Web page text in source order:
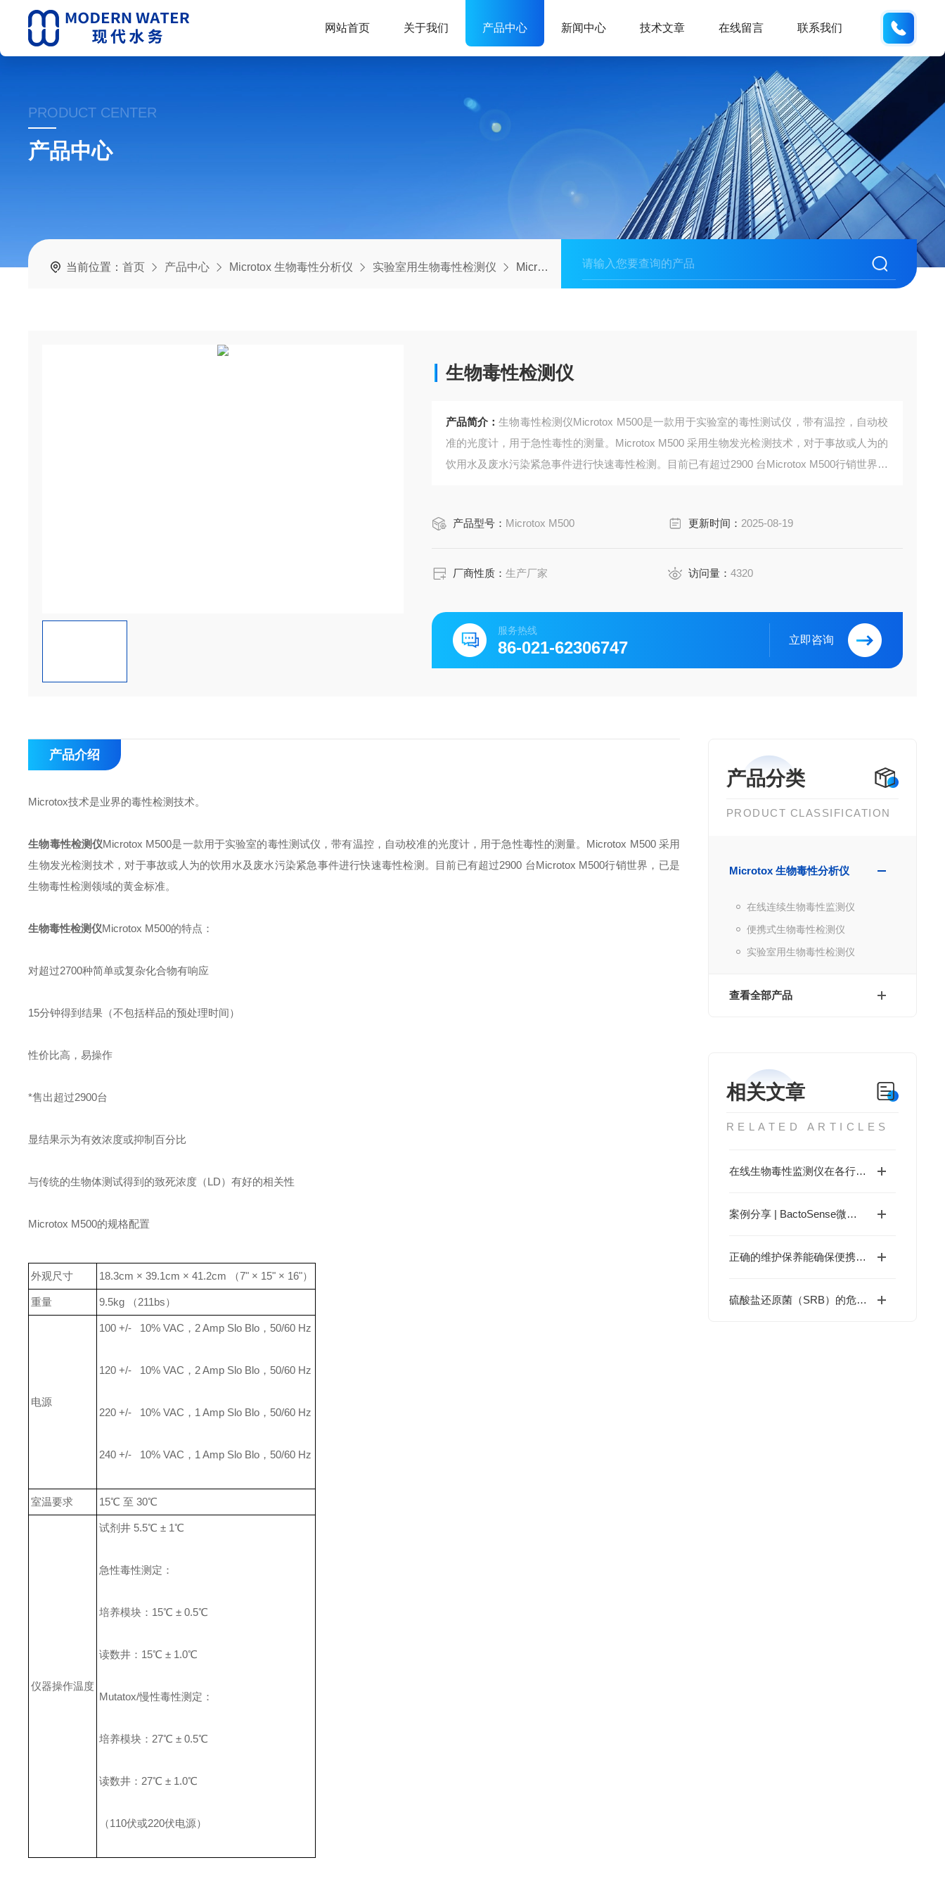
021-
网站首页 关于我们 产品中心 新闻中心 技术文章 在线留言 联系我们
PRODUCT CENTER
产品中心
当前位置：首页 产品中心 Microtox 生物毒性分析仪 实验室用生物毒性检测仪 Microtox M500生物毒性检测仪
生物毒性检测仪
产品简介：生物毒性检测仪Microtox M500是一款用于实验室的毒性测试仪，带有温控，自动校
准的光度计，用于急性毒性的测量。Microtox M500 采用生物发光检测技术，对于事故或人为的
饮用水及废水污染紧急事件进行快速毒性检测。目前已有超过2900 台Microtox M500行销世界，
产品型号： Microtox M500 更新时间： 2025-08-19
厂商性质：生产厂家 访问量： 4320
服务热线
86-021-62306747 立即咨询
产品分类
PRODUCT CLASSIFICATION
Microtox 生物毒性分析仪
在线连续生物毒性监测仪
便携式生物毒性检测仪
实验室用生物毒性检测仪
查看全部产品
相关文章
RELATED ARTICLES
在线生物毒性监测仪在各行业的典型应用场景分享
案例分享 | BactoSense微生物分析仪助力欧洲回用水项目落地
正确的维护保养能确保便携式重金属检测仪准确度
硫酸盐还原菌（SRB）的危害与检测
产品介绍
Microtox技术是业界的毒性检测技术。
生物毒性检测仪Microtox M500是一款用于实验室的毒性测试仪，带有温控，自动校准的光度计，用于急性毒性的测量。Microtox M500 采用
生物发光检测技术，对于事故或人为的饮用水及废水污染紧急事件进行快速毒性检测。目前已有超过2900 台Microtox M500行销世界，已是
生物毒性检测领域的黄金标准。
生物毒性检测仪Microtox M500的特点：
对超过2700种简单或复杂化合物有响应
15分钟得到结果（不包括样品的预处理时间）
性价比高，易操作
*售出超过2900台
显结果示为有效浓度或抑制百分比
与传统的生物体测试得到的致死浓度（LD）有好的相关性
Microtox M500的规格配置
外观尺寸 18.3cm × 39.1cm × 41.2cm （7" × 15" × 16"）
重量 9.5kg （211bs）
电源
100 +/- 10% VAC，2 Amp Slo Blo，50/60 Hz
120 +/- 10% VAC，2 Amp Slo Blo，50/60 Hz
220 +/- 10% VAC，1 Amp Slo Blo，50/60 Hz
240 +/- 10% VAC，1 Amp Slo Blo，50/60 Hz
室温要求 15℃ 至 30℃
仪器操作温度
试剂井 5.5℃ ± 1℃
急性毒性测定：
培养模块：15℃ ± 0.5℃
读数井：15℃ ± 1.0℃
Mutatox/慢性毒性测定：
培养模块：27℃ ± 0.5℃
读数井：27℃ ± 1.0℃
（110伏或220伏电源）